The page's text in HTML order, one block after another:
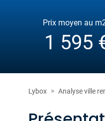
Prix moyen au
1 595
Lybox Analyse ville